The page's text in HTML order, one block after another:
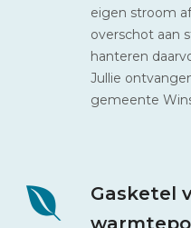
eigen stroom
overschot aan
hanteren
Jullie
gemeente
Gasketel